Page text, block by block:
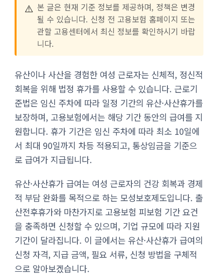
⚠️ 본 글은 현재 기준 정보를 제공하며, 정책은 변경
될 수 있습니다. 신청 전 고용보험 홈페이지 또는
관할 고용센터에서 최신 정보를 확인하시기 바랍
니다.
유산이나 사산을 경험한 여성 근로자는 신체적, 정신적
회복을 위해 법정 휴가를 사용할 수 있습니다. 근로기
준법은 임신 주차에 따라 일정 기간의 유산·사산휴가를
보장하며, 고용보험에서는 해당 기간 동안의 급여를 지
원합니다. 휴가 기간은 임신 주차에 따라 최소 10일에
서 최대 90일까지 차등 적용되고, 통상임금을 기준으
로 급여가 지급됩니다.
유산·사산휴가 급여는 여성 근로자의 건강 회복과 경제
적 부담 완화를 목적으로 하는 모성보호제도입니다. 출
산전후휴가와 마찬가지로 고용보험 피보험 기간 요건
을 충족하면 신청할 수 있으며, 기업 규모에 따라 지원
기간이 달라집니다. 이 글에서는 유산·사산휴가 급여의
신청 자격, 지급 금액, 필요 서류, 신청 방법을 구체적
으로 알아보겠습니다.